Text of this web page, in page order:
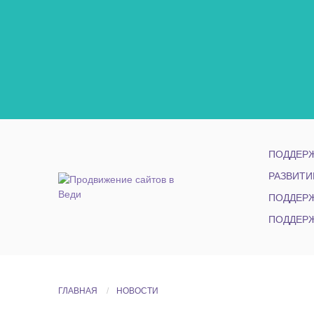
ГЛАВНАЯ НОВОСТИ